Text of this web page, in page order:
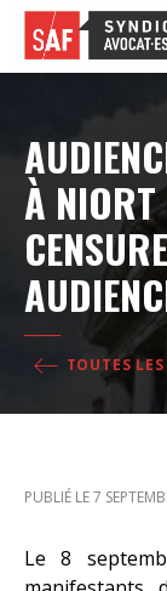
À NIORT
TOUTES
PUBLIÉ LE 7
Le 8